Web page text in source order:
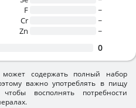
F
~
Cr
~
Zn
~
0
может содержать полный набор
важно употреблять в пищу
восполнять потребности